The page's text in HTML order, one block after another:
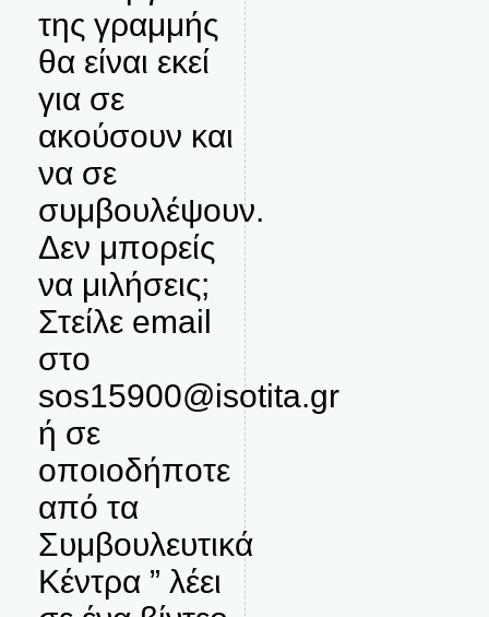
της γραμμής
θα είναι εκεί
για σε
ακούσουν και
να σε
συμβουλέψουν.
Δεν μπορείς
να μιλήσεις;
Στείλε email
στο
sos15900@isotita.gr
ή σε
οποιοδήποτε
από τα
Συμβουλευτικά
Κέντρα ” λέει